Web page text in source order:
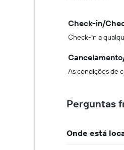
Check-in/
Check-in a
As condições de
Perguntas
Onde está